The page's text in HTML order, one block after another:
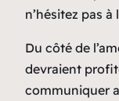
n’hésitez pas à
Du côté de
devraient
communiquer